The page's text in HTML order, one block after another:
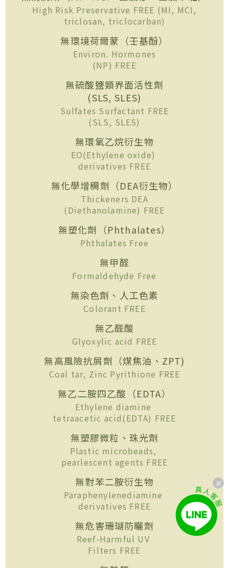
High Risk Preservative FREE (MI, MCI,
triclosan, triclocarban)
無環境荷爾蒙（壬基酚）
Environ. Hormones
(NP) FREE
無硫酸鹽類界面活性劑
(SLS, SLES)
Sulfates Surfactant FREE
(SLS, SLES)
無環氧乙烷衍生物
EO(Ethylene oxide)
derivatives FREE
無化學增稠劑（DEA衍生物）
Thickeners DEA
(Diethanolamine) FREE
無塑化劑（Phthalates）
Phthalates Free
無甲醛
Formaldehyde Free
無染色劑、人工色素
Colorant FREE
無乙醛酸
Glyoxylic acid FREE
無高風險抗屑劑（煤焦油、ZPT)
Coal tar, Zinc Pyrithione FREE
無乙二胺四乙酸（EDTA）
Ethylene diamine
tetraacetic acid(EDTA) FREE
無塑膠微粒、珠光劑
Plastic microbeads,
pearlescent agents FREE
無對苯二胺衍生物
Paraphenylenediamine
derivatives FREE
無危害珊瑚防曬劑
Reef-Harmful UV
Filters FREE